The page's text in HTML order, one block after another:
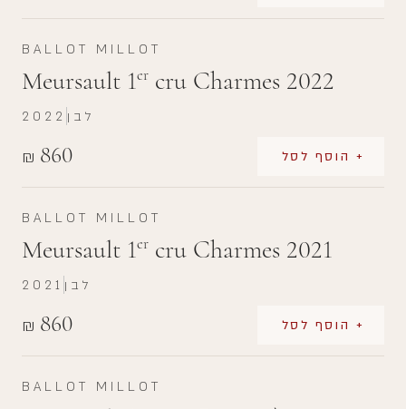
BALLOT MILLOT
Meursault 1er cru Charmes 2022
₪ 860 + הוסף לסל
2022 לבן
BALLOT MILLOT
Meursault 1er cru Charmes 2021
₪ 860 + הוסף לסל
2021 לבן
BALLOT MILLOT